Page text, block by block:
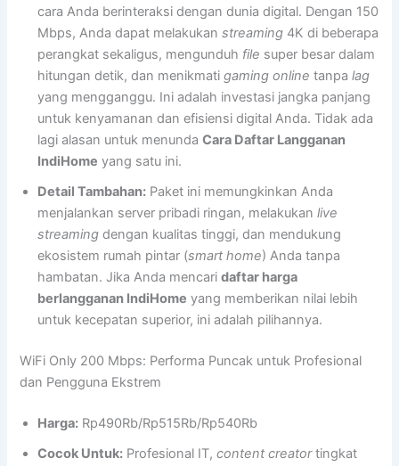
cara Anda berinteraksi dengan dunia digital. Dengan 150
Mbps, Anda dapat melakukanstreaming 4K di beberapa
perangkat sekaligus, mengunduh file super besar dalam
hitungan detik, dan menikmatigaming online tanpalag
yang mengganggu. Ini adalah investasi jangka panjang
untuk kenyamanan dan efisiensi digital Anda. Tidak ada
lagi alasan untuk menundaCara Daftar Langganan
IndiHome yang satu ini.
Detail Tambahan: Paket ini memungkinkan Anda
menjalankan server pribadi ringan, melakukanlive
streaming dengan kualitas tinggi, dan mendukung
ekosistem rumah pintar (smart home) Anda tanpa
hambatan. Jika Anda mencaridaftar harga
berlangganan IndiHome yang memberikan nilai lebih
untuk kecepatan superior, ini adalah pilihannya.
WiFi Only 200 Mbps: Performa Puncak untuk Profesional
dan Pengguna Ekstrem
Harga: Rp490Rb/Rp515Rb/Rp540Rb
Cocok Untuk: Profesional IT,content creatortingkat